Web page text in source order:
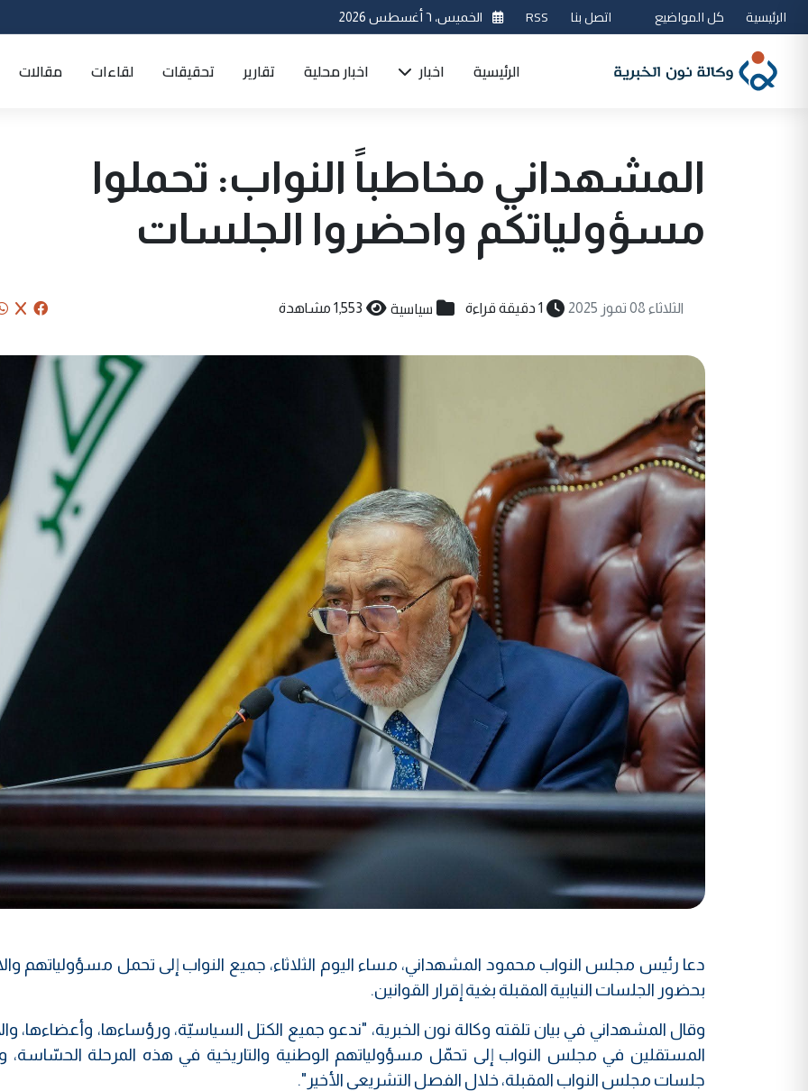
الرئيسية كل المواضيع اتصل بنا RSS الخميس، ٦ أغسطس 2026
الرئيسية اخبار اخبار محلية تقارير تحقيقات لقاءات مقالات
المشهداني مخاطباً النواب: تحملوا
مسؤولياتكم واحضروا الجلسات
الثلاثاء 08 تموز 2025 1 دقيقة قراءة سياسية 1,553 مشاهدة
دعا رئيس مجلس النواب محمود المشهداني، مساء اليوم الثلاثاء، جميع النواب إلى تحمل مسؤولياتهم
بحضور الجلسات النيابية المقبلة بغية إقرار القوانين.
وقال المشهداني في بيان تلقته وكالة نون الخبرية، "ندعو جميع الكتل السياسيّة، ورؤساءها، وأعضاءها،
المستقلين في مجلس النواب إلى تحمّل مسؤولياتهم الوطنية والتاريخية في هذه المرحلة
جلسات مجلس النواب المقبلة، خلال الفصل التشريعي الأخير".